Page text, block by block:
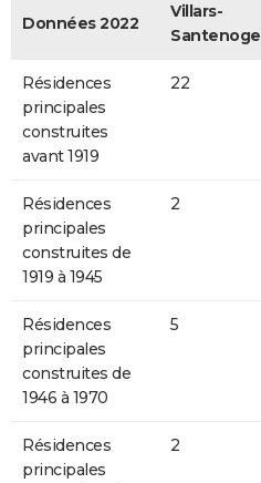
Données 2022
Villars-
Santenoge
Résidences
principales
construites
avant 1919
22
Résidences
principales
construites de
1919 à 1945
2
Résidences
principales
construites de
1946 à 1970
5
Résidences
principales
2